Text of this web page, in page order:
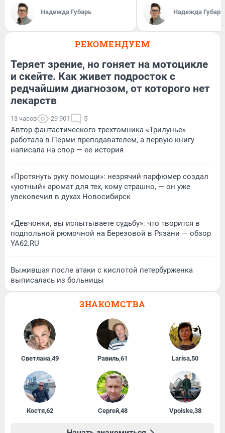
Надежда Губарь Надежда Губарь
РЕКОМЕНДУЕМ
Теряет зрение, но гоняет на мотоцикле
и скейте. Как живет подросток с
редчайшим диагнозом, от которого нет
лекарств
13 часов 29 901 5
Автор фантастического трехтомника «Трилунье»
работала в Перми преподавателем, а первую книгу
написала на спор — ее история
«Протянуть руку помощи»: незрячий парфюмер создал
«уютный» аромат для тех, кому страшно, — он уже
увековечил в духах Новосибирск
«Девчонки, вы испытываете судьбу»: что творится в
подпольной рюмочной на Березовой в Рязани — обзор
YA62.RU
Выжившая после атаки с кислотой петербурженка
выписалась из больницы
ЗНАКОМСТВА
Светлана,49 Равиль,61 Larisa,50
Костя,62 Сергей,48 Vpoiske,38